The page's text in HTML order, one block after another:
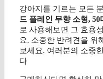
강아지를 기르는 모든
드 플레인 무향 소형, 50
로 사용해보면 그 효용
요. 소중한 반려견을 위
보세요. 여러분의 소중
다